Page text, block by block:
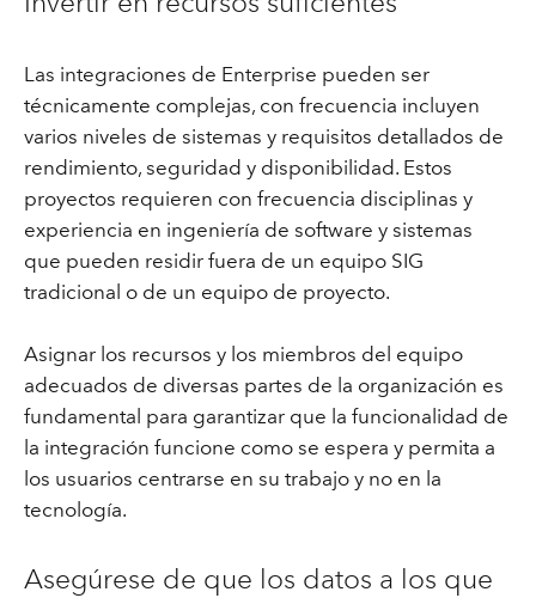
Las integraciones de Enterprise pueden ser
técnicamente complejas, con frecuencia incluyen
varios niveles de sistemas y requisitos detallados de
rendimiento, seguridad y disponibilidad. Estos
proyectos requieren con frecuencia disciplinas y
experiencia en ingeniería de software y sistemas
que pueden residir fuera de un equipo SIG
tradicional o de un equipo de proyecto.
Asignar los recursos y los miembros del equipo
adecuados de diversas partes de la organización es
fundamental para garantizar que la funcionalidad de
la integración funcione como se espera y permita a
los usuarios centrarse en su trabajo y no en la
tecnología.
Asegúrese de que los datos a los que